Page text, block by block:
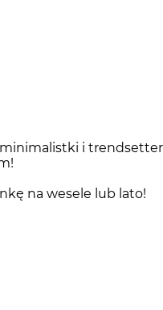
minimalistki i
na wesele lub lato!